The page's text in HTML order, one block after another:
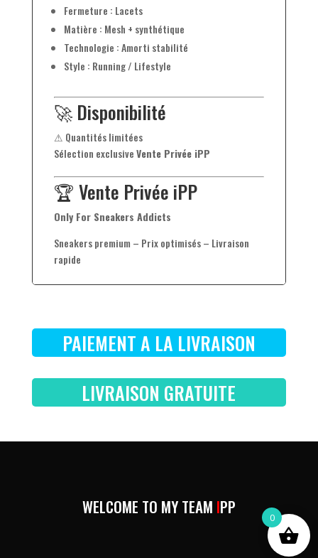
Fermeture : Lacets
Matière : Mesh + synthétique
Technologie : Amorti stabilité
Style : Running / Lifestyle
🚀 Disponibilité
⚠ Quantités limitées
Sélection exclusiveVente Privée iPP
🏆 Vente Privée iPP
Only For Sneakers Addicts
Sneakers premium – Prix optimisés – Livraison
rapide
PAIEMENT A LA LIVRAISON
LIVRAISON GRATUITE
WELCOME TO MY TEAM IPP
0